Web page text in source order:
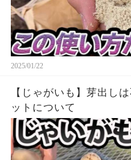
2025/01/22
【じゃがいも】芽出し
ットについて